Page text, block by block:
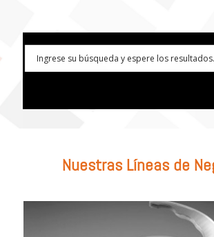
Nuestras Líneas de